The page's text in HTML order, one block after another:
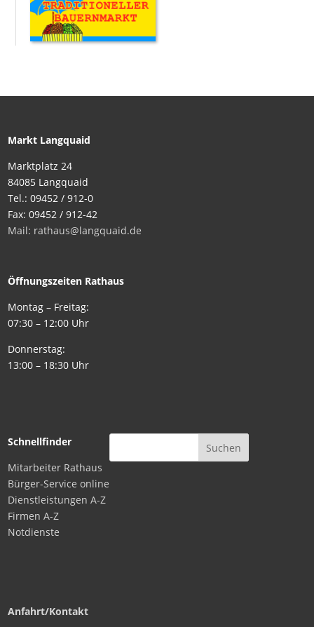
Markt Langquaid
Marktplatz 24
84085 Langquaid
Tel.: 09452 / 912-0
Fax: 09452 / 912-42
Mail: rathaus@langquaid.de
Öffnungszeiten Rathaus
Montag – Freitag:
07:30 – 12:00 Uhr
Donnerstag:
13:00 – 18:30 Uhr
Schnellfinder
Mitarbeiter Rathaus
Bürger-Service online
Dienstleistungen A-Z
Firmen A-Z
Notdienste
Anfahrt/Kontakt